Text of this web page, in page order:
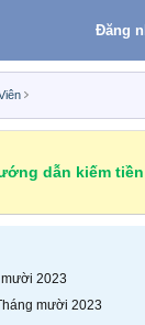
Đăng
dẫn kiếm
2023
mười 2023